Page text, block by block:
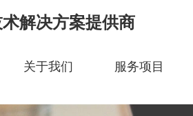
解决方案提供商
关于我们 服务项目